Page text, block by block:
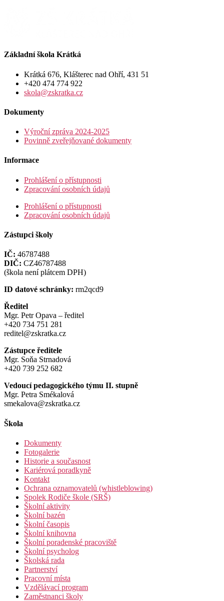
Základní škola Krátká
Krátká 676, Klášterec nad Ohří, 431 51
+420 474 774 922
skola@zskratka.cz
Dokumenty
Výroční zpráva 2024-2025
Povinně zveřejňované dokumenty
Informace
Prohlášení o přístupnosti
Zpracování osobních údajů
Prohlášení o přístupnosti
Zpracování osobních údajů
Zástupci školy
IČ: 46787488
DIČ: CZ46787488
(škola není plátcem DPH)
ID datové schránky: rm2qcd9
Ředitel
Mgr. Petr Opava – ředitel
+420 734 751 281
reditel@zskratka.cz
Zástupce ředitele
Mgr. Soňa Strnadová
+420 739 252 682
Vedoucí pedagogického týmu II. stupně
Mgr. Petra Smékalová
smekalova@zskratka.cz
Škola
Dokumenty
Fotogalerie
Historie a současnost
Kariérová poradkyně
Kontakt
Ochrana oznamovatelů (whistleblowing)
Spolek Rodiče škole (SRŠ)
Školní aktivity
Školní bazén
Školní časopis
Školní knihovna
Školní poradenské pracoviště
Školní psycholog
Školská rada
Partnerství
Pracovní místa
Vzdělávací program
Zaměstnanci školy